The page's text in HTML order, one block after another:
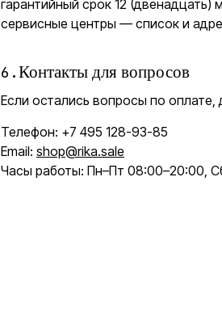
гарантийный срок 12
сервисные центры — список и
6 .Контакты для вопросов
Если остались вопросы по
Телефон: +7 495 128-93-85
Email: shop@rika.sale
Часы работы: Пн–Пт 08:00–20:00,